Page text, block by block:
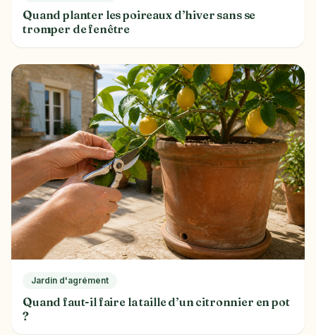
Quand planter les poireaux d’hiver sans se
tromper de fenêtre
Jardin d'agrément
Quand faut-il faire la taille d’un citronnier en pot
?